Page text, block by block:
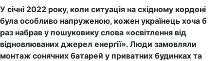
У січні 2022 року, коли ситуація на східному кордоні
була особливо напруженою, кожен українець хоча б
раз набрав у пошуковику слова «освітлення від
відновлюваних джерел енергії». Люди замовляли
монтаж сонячних батарей у приватних будинках та